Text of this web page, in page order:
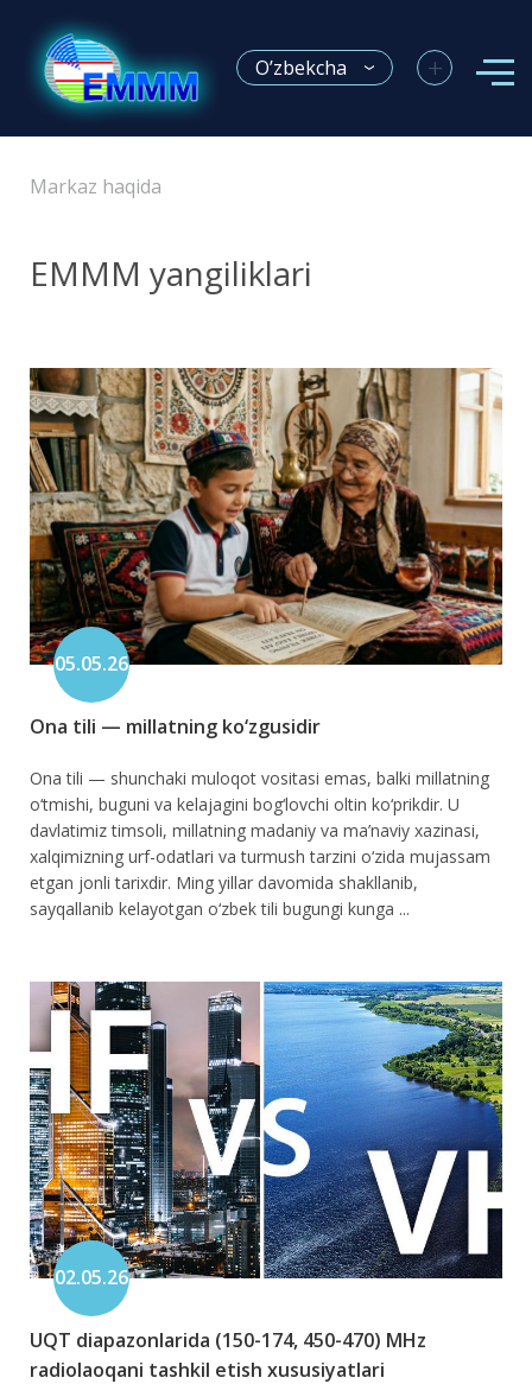
O’zbekcha +
Markaz haqida
EMMM yangiliklari
05.05.26
Ona tili — millatning ko‘zgusidir
Ona tili — shunchaki muloqot vositasi emas, balki millatning
o‘tmishi, buguni va kelajagini bog‘lovchi oltin ko‘prikdir. U
davlatimiz timsoli, millatning madaniy va ma’naviy xazinasi,
xalqimizning urf-odatlari va turmush tarzini o‘zida mujassam
etgan jonli tarixdir. Ming yillar davomida shakllanib,
sayqallanib kelayotgan o‘zbek tili bugungi kunga ...
02.05.26
UQT diapazonlarida (150-174, 450-470) MHz
radiolaoqani tashkil etish xususiyatlari